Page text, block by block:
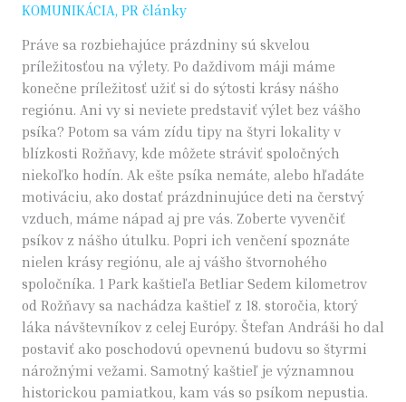
KOMUNIKÁCIA, PR články
Práve sa rozbiehajúce prázdniny sú skvelou
príležitosťou na výlety. Po daždivom máji máme
konečne príležitosť užiť si do sýtosti krásy nášho
regiónu. Ani vy si neviete predstaviť výlet bez vášho
psíka? Potom sa vám zídu tipy na štyri lokality v
blízkosti Rožňavy, kde môžete stráviť spoločných
niekoľko hodín. Ak ešte psíka nemáte, alebo hľadáte
motiváciu, ako dostať prázdninujúce deti na čerstvý
vzduch, máme nápad aj pre vás. Zoberte vyvenčiť
psíkov z nášho útulku. Popri ich venčení spoznáte
nielen krásy regiónu, ale aj vášho štvornohého
spoločníka. 1 Park kaštieľa Betliar Sedem kilometrov
od Rožňavy sa nachádza kaštieľ z 18. storočia, ktorý
láka návštevníkov z celej Európy. Štefan Andráši ho dal
postaviť ako poschodovú opevnenú budovu so štyrmi
nárožnými vežami. Samotný kaštieľ je významnou
historickou pamiatkou, kam vás so psíkom nepustia.